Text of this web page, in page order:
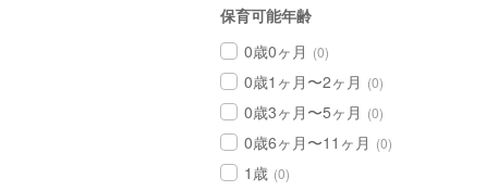
保育可能年齢
0歳0ヶ月 (0)
0歳1ヶ月〜2ヶ月 (0)
0歳3ヶ月〜5ヶ月 (0)
0歳6ヶ月〜11ヶ月 (0)
1歳 (0)